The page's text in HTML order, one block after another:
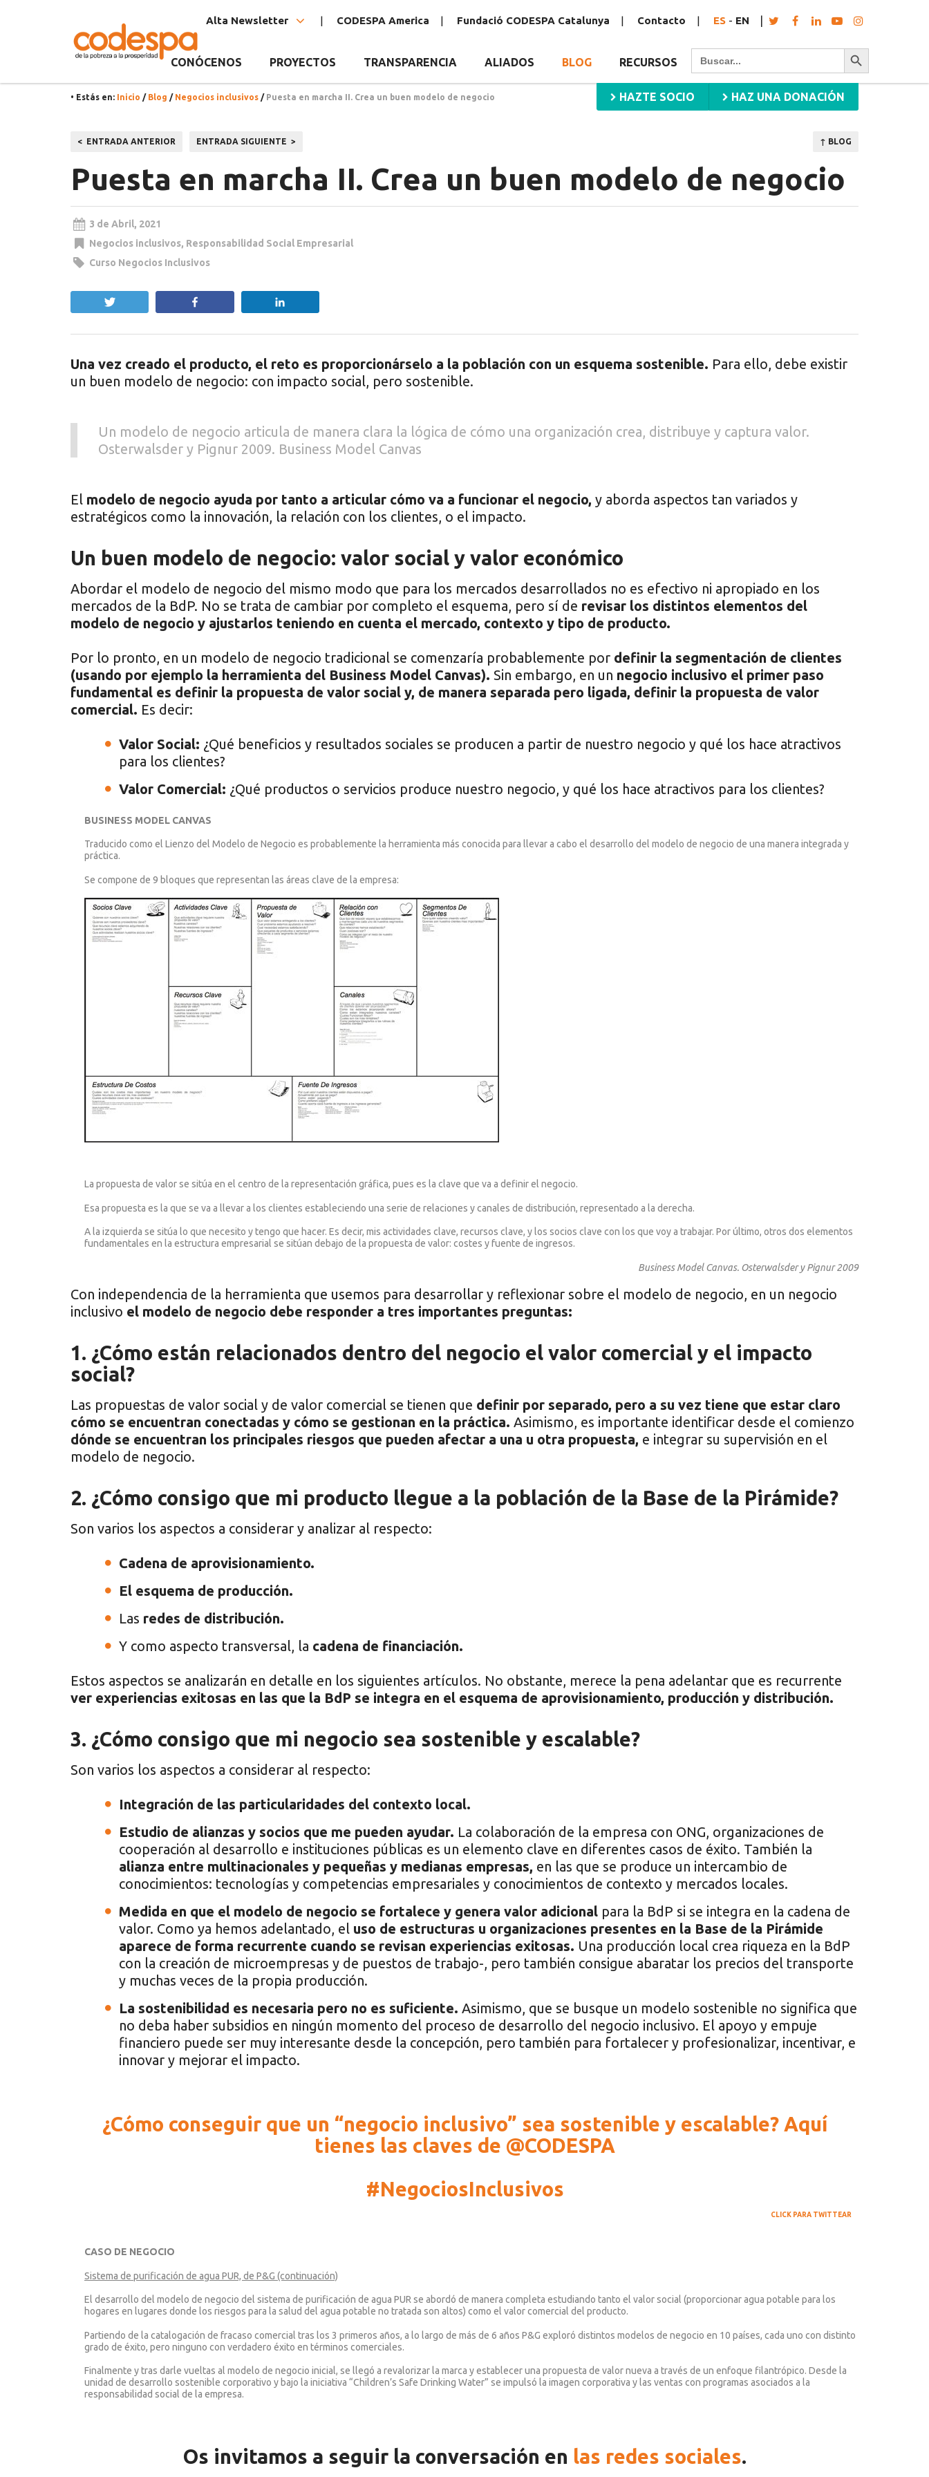
Alta Newsletter CODESPA America Fundació CODESPA Catalunya Contacto ES - EN
CONÓCENOS PROYECTOS TRANSPARENCIA ALIADOS BLOG RECURSOS
Buscar: Botón de búsqueda
HAZTE SOCIO HAZ UNA DONACIÓN
• Estás en: Inicio / Blog / Negocios inclusivos / Puesta en marcha II. Crea un buen modelo de negocio
↑ BLOG
Navegación
de
entradas
ENTRADA ANTERIOR ENTRADA SIGUIENTE
Puesta en marcha II. Crea un buen modelo de negocio
3 de Abril, 2021
Negocios inclusivos, Responsabilidad Social Empresarial
Curso Negocios Inclusivos
Una vez creado el producto, el reto es proporcionárselo a la población con un esquema sostenible. Para ello, debe existir
un buen modelo de negocio: con impacto social, pero sostenible.
Un modelo de negocio articula de manera clara la lógica de cómo una organización crea, distribuye y captura valor.
Osterwalsder y Pignur 2009. Business Model Canvas
El modelo de negocio ayuda por tanto a articular cómo va a funcionar el negocio, y aborda aspectos tan variados y
estratégicos como la innovación, la relación con los clientes, o el impacto.
Un buen modelo de negocio: valor social y valor económico
Abordar el modelo de negocio del mismo modo que para los mercados desarrollados no es efectivo ni apropiado en los
mercados de la BdP. No se trata de cambiar por completo el esquema, pero sí de revisar los distintos elementos del
modelo de negocio y ajustarlos teniendo en cuenta el mercado, contexto y tipo de producto.
Por lo pronto, en un modelo de negocio tradicional se comenzaría probablemente por definir la segmentación de clientes
(usando por ejemplo la herramienta del Business Model Canvas). Sin embargo, en un negocio inclusivo el primer paso
fundamental es definir la propuesta de valor social y, de manera separada pero ligada, definir la propuesta de valor
comercial. Es decir:
Valor Social: ¿Qué beneficios y resultados sociales se producen a partir de nuestro negocio y qué los hace atractivos
para los clientes?
Valor Comercial: ¿Qué productos o servicios produce nuestro negocio, y qué los hace atractivos para los clientes?
BUSINESS MODEL CANVAS
Traducido como el Lienzo del Modelo de Negocio es probablemente la herramienta más conocida para llevar a cabo el desarrollo del modelo de negocio de una manera integrada y
práctica.
Se compone de 9 bloques que representan las áreas clave de la empresa:
La propuesta de valor se sitúa en el centro de la representación gráfica, pues es la clave que va a definir el negocio.
Esa propuesta es la que se va a llevar a los clientes estableciendo una serie de relaciones y canales de distribución, representado a la derecha.
A la izquierda se sitúa lo que necesito y tengo que hacer. Es decir, mis actividades clave, recursos clave, y los socios clave con los que voy a trabajar. Por último, otros dos elementos
fundamentales en la estructura empresarial se sitúan debajo de la propuesta de valor: costes y fuente de ingresos.
Business Model Canvas. Osterwalsder y Pignur 2009
Con independencia de la herramienta que usemos para desarrollar y reflexionar sobre el modelo de negocio, en un negocio
inclusivo el modelo de negocio debe responder a tres importantes preguntas:
1. ¿Cómo están relacionados dentro del negocio el valor comercial y el impacto
social?
Las propuestas de valor social y de valor comercial se tienen que definir por separado, pero a su vez tiene que estar claro
cómo se encuentran conectadas y cómo se gestionan en la práctica. Asimismo, es importante identificar desde el comienzo
dónde se encuentran los principales riesgos que pueden afectar a una u otra propuesta, e integrar su supervisión en el
modelo de negocio.
2. ¿Cómo consigo que mi producto llegue a la población de la Base de la Pirámide?
Son varios los aspectos a considerar y analizar al respecto:
Cadena de aprovisionamiento.
El esquema de producción.
Las redes de distribución.
Y como aspecto transversal, la cadena de financiación.
Estos aspectos se analizarán en detalle en los siguientes artículos. No obstante, merece la pena adelantar que es recurrente
ver experiencias exitosas en las que la BdP se integra en el esquema de aprovisionamiento, producción y distribución.
3. ¿Cómo consigo que mi negocio sea sostenible y escalable?
Son varios los aspectos a considerar al respecto:
Integración de las particularidades del contexto local.
Estudio de alianzas y socios que me pueden ayudar. La colaboración de la empresa con ONG, organizaciones de
cooperación al desarrollo e instituciones públicas es un elemento clave en diferentes casos de éxito. También la
alianza entre multinacionales y pequeñas y medianas empresas, en las que se produce un intercambio de
conocimientos: tecnologías y competencias empresariales y conocimientos de contexto y mercados locales.
Medida en que el modelo de negocio se fortalece y genera valor adicional para la BdP si se integra en la cadena de
valor. Como ya hemos adelantado, el uso de estructuras u organizaciones presentes en la Base de la Pirámide
aparece de forma recurrente cuando se revisan experiencias exitosas. Una producción local crea riqueza en la BdP
con la creación de microempresas y de puestos de trabajo-, pero también consigue abaratar los precios del transporte
y muchas veces de la propia producción.
La sostenibilidad es necesaria pero no es suficiente. Asimismo, que se busque un modelo sostenible no significa que
no deba haber subsidios en ningún momento del proceso de desarrollo del negocio inclusivo. El apoyo y empuje
financiero puede ser muy interesante desde la concepción, pero también para fortalecer y profesionalizar, incentivar, e
innovar y mejorar el impacto.
¿Cómo conseguir que un “negocio inclusivo” sea sostenible y escalable? Aquí
tienes las claves de @CODESPA
#NegociosInclusivos
CLICK PARA TWITTEAR
CASO DE NEGOCIO
Sistema de purificación de agua PUR, de P&G (continuación)
El desarrollo del modelo de negocio del sistema de purificación de agua PUR se abordó de manera completa estudiando tanto el valor social (proporcionar agua potable para los
hogares en lugares donde los riesgos para la salud del agua potable no tratada son altos) como el valor comercial del producto.
Partiendo de la catalogación de fracaso comercial tras los 3 primeros años, a lo largo de más de 6 años P&G exploró distintos modelos de negocio en 10 países, cada uno con distinto
grado de éxito, pero ninguno con verdadero éxito en términos comerciales.
Finalmente y tras darle vueltas al modelo de negocio inicial, se llegó a revalorizar la marca y establecer una propuesta de valor nueva a través de un enfoque filantrópico. Desde la
unidad de desarrollo sostenible corporativo y bajo la iniciativa “Children’s Safe Drinking Water” se impulsó la imagen corporativa y las ventas con programas asociados a la
responsabilidad social de la empresa.
Os invitamos a seguir la conversación en las redes sociales.